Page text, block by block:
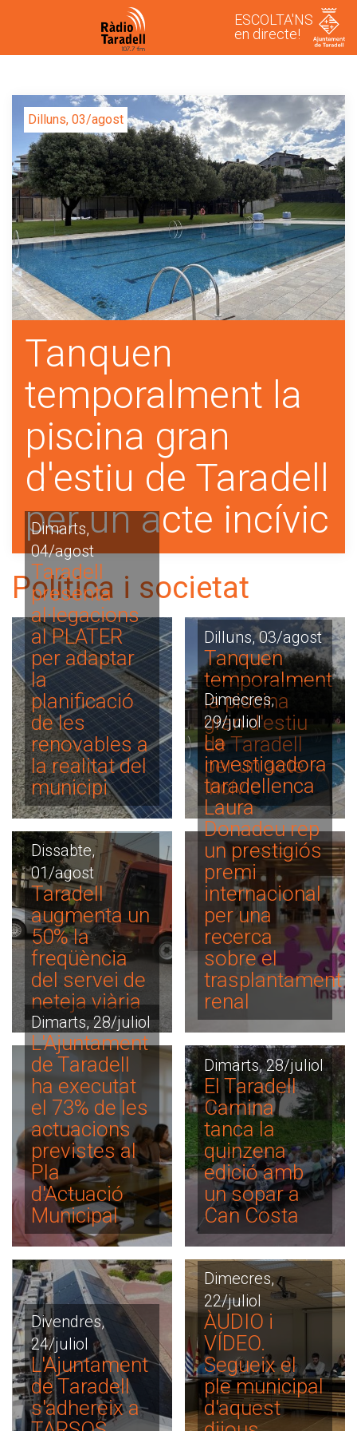
ESCOLTA'NS
en directe!
Dilluns, 03/agost
Tanquen
temporalment la
piscina gran
d'estiu de Taradell
per un acte incívic
Política i societat
Dimarts,
04/agost
Taradell
presenta
al·legacions
al PLATER
per adaptar
la
planificació
de les
renovables a
la realitat del
municipi
Dilluns, 03/agost
Tanquen
temporalment
la piscina
gran d'estiu
de Taradell
per un acte
incívic
Dissabte,
01/agost
Taradell
augmenta un
50% la
freqüència
del servei de
neteja viària
Dimecres,
29/juliol
La
investigadora
taradellenca
Laura
Donadeu rep
un prestigiós
premi
internacional
per una
recerca
sobre el
trasplantament
renal
Dimarts, 28/juliol
L'Ajuntament
de Taradell
ha executat
el 73% de les
actuacions
previstes al
Pla
d'Actuació
Municipal
Dimarts, 28/juliol
El Taradell
Camina
tanca la
quinzena
edició amb
un sopar a
Can Costa
Divendres,
24/juliol
L'Ajuntament
de Taradell
s'adhereix a
Dimecres,
22/juliol
ÀUDIO i
VÍDEO.
Segueix el
ple municipal
d'aquest